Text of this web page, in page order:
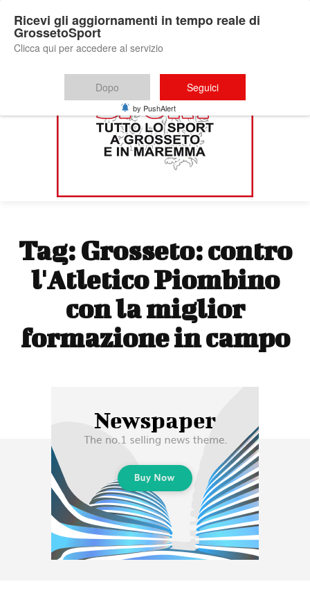
Tag: Grosseto: contro
l'Atletico Piombino
con la miglior
formazione in campo
Ricevi gli aggiornamenti in tempo reale di
GrossetoSport
Clicca qui per accedere al servizio
Dopo Seguici
by PushAlert